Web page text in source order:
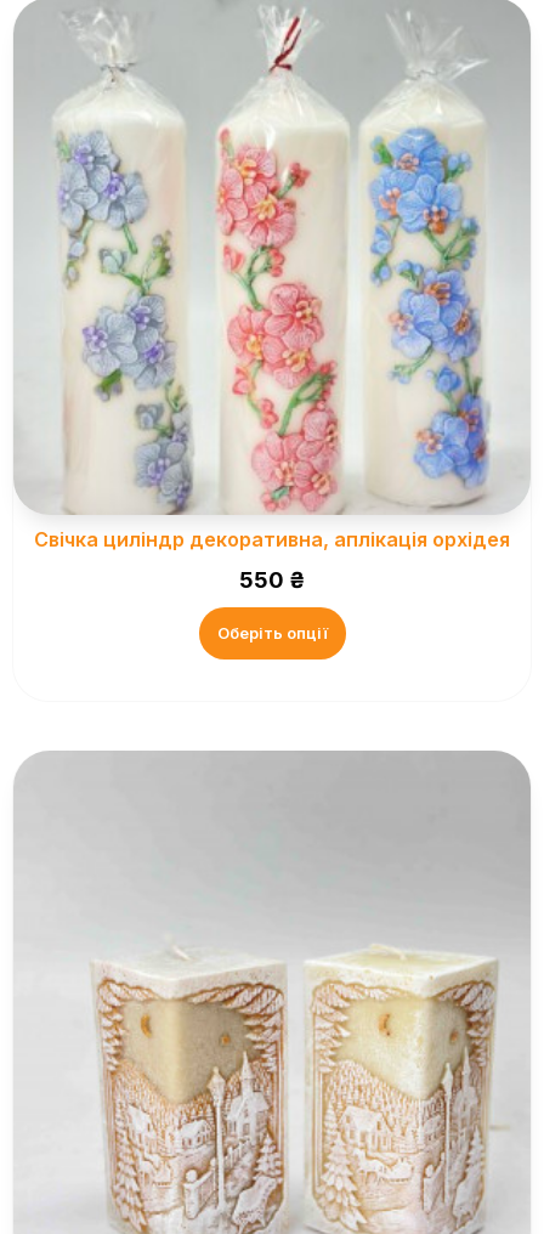
Свічка циліндр декоративна, аплікація орхідея
550 ₴
Оберіть опції